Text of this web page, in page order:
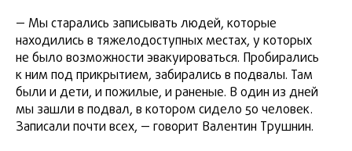
— Мы старались записывать людей, которые
находились в тяжелодоступных местах, у которых
не было возможности эвакуироваться. Пробирались
к ним под прикрытием, забирались в подвалы. Там
были и дети, и пожилые, и раненые. В один из дней
мы зашли в подвал, в котором сидело 50 человек.
Записали почти всех, — говорит Валентин Трушнин.